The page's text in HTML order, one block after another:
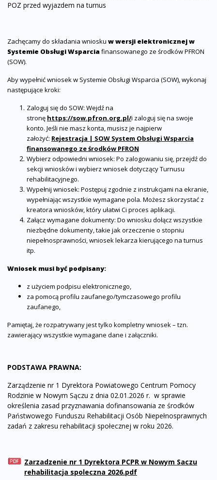
POZ przed wyjazdem na turnus
Zachęcamy do składania wniosku w wersji elektronicznej w
Systemie Obsługi Wsparcia finansowanego ze środków PFRON
(SOW).
Aby wypełnić wniosek w Systemie Obsługi Wsparcia (SOW), wykonaj
następujące kroki:
Zaloguj się do SOW: Wejdź na
stronę https://sow.pfron.org.pl/i zaloguj się na swoje
konto. Jeśli nie masz konta, musisz je najpierw
założyć: Rejestracja | SOW System Obsługi Wsparcia
finansowanego ze środków PFRON
Wybierz odpowiedni wniosek: Po zalogowaniu się, przejdź do
sekcji wniosków i wybierz wniosek dotyczący Turnusu
rehabilitacyjnego.
Wypełnij wniosek: Postępuj zgodnie z instrukcjami na ekranie,
wypełniając wszystkie wymagane pola. Możesz skorzystać z
kreatora wniosków, który ułatwi Ci proces aplikacji.
Załącz wymagane dokumenty: Do wniosku dołącz wszystkie
niezbędne dokumenty, takie jak orzeczenie o stopniu
niepełnosprawności, wniosek lekarza kierującego na turnus
itp.
Wniosek musi być podpisany:
z użyciem podpisu elektronicznego,
za pomocą profilu zaufanego/tymczasowego profilu
zaufanego,
Pamiętaj, że rozpatrywany jest tylko kompletny wniosek – tzn.
zawierający wszystkie wymagane dane i załączniki.
PODSTAWA PRAWNA:
Zarządzenie nr 1 Dyrektora Powiatowego Centrum Pomocy
Rodzinie w Nowym Sączu z dnia 02.01.2026 r. w sprawie
określenia zasad przyznawania dofinansowania ze środków
Państwowego Funduszu Rehabilitacji Osób Niepełnosprawnych
zadań z zakresu rehabilitacji społecznej w roku 2026.
Zarzadzenie nr 1 Dyrektora PCPR w Nowym Saczu
rehabilitacja spoleczna 2026.pdf